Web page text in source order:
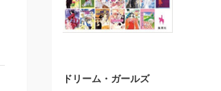
ドリーム・ガールズ